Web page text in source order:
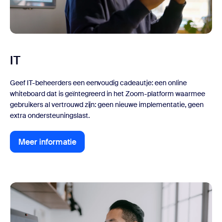
IT
Geef IT-beheerders een eenvoudig cadeautje: een online
whiteboard dat is geïntegreerd in het Zoom-platform waarmee
gebruikers al vertrouwd zijn: geen nieuwe implementatie, geen
extra ondersteuningslast.
Meer informatie
Meer informatie